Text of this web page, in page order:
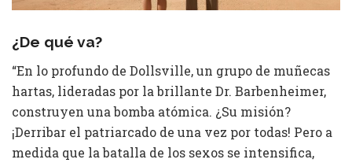
¿De qué va?
“En lo profundo de Dollsville, un grupo de muñecas
hartas, lideradas por la brillante Dr. Barbenheimer,
construyen una bomba atómica. ¿Su misión?
¡Derribar el patriarcado de una vez por todas! Pero a
medida que la batalla de los sexos se intensifica,